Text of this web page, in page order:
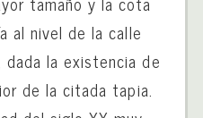
al nivel de la calle
la existencia de
de la citada tapia.